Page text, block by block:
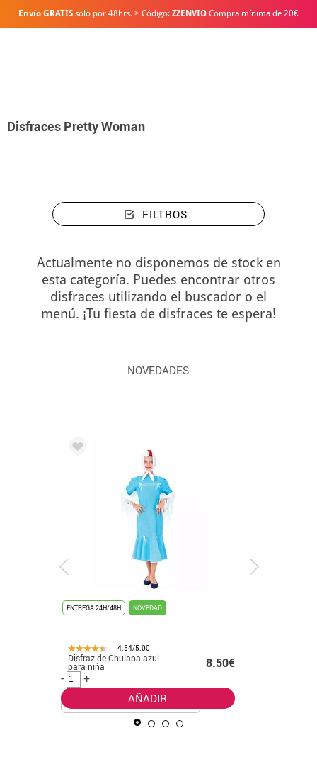
Envío GRATIS solo por 48hrs. > Código: ZZENVIO Compra mínima de 20€
Disfraces Pretty Woman
FILTROS
Actualmente no disponemos de stock en
esta categoría. Puedes encontrar otros
disfraces utilizando el buscador o el
menú. ¡Tu fiesta de disfraces te espera!
NOVEDADES
ENTREGA 24H/48H NOVEDAD
4.54/5.00
Disfraz de Chulapa azul
para niña
8.50€
+
AÑADIR